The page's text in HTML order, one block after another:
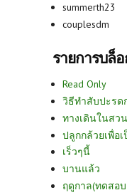
summerth23
couplesdm
รายการบล็
Read Only
วิธีทำสับปะรด
ทางเดินในสว
ปลูกกล้วยเพื่อ
เร็วๆนี้
บานแล้ว
ฤดูกาล(ทดสอ